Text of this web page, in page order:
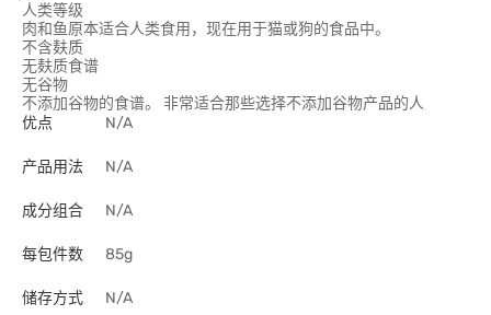
人类等级
肉和鱼原本适合人类食用，现在用于猫或狗的食品中。
不含麸质
无麸质食谱
无谷物
不添加谷物的食谱。 非常适合那些选择不添加谷物产品的人
优点
N/A
产品用法 N/A
成分组合 N/A
每包件数 85g
储存方式 N/A